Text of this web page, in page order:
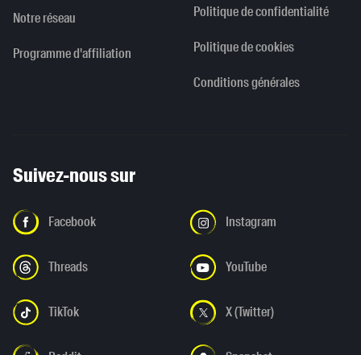
Notre réseau
Programme d'affiliation
Politique de confidentialité
Politique de cookies
Conditions générales
Suivez-nous sur
Facebook Instagram
Threads YouTube
TikTok X (Twitter)